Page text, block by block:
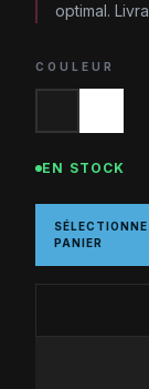
optimal.
COULEUR
EN STOCK
PANIER